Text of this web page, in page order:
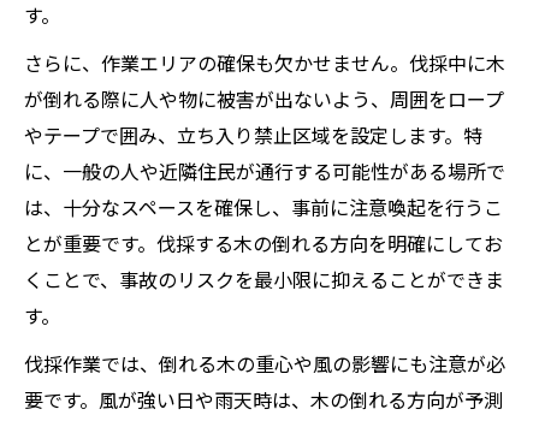
す。
さらに、作業エリアの確保も欠かせません。伐採中に木
が倒れる際に人や物に被害が出ないよう、周囲をロープ
やテープで囲み、立ち入り禁止区域を設定します。特
に、一般の人や近隣住民が通行する可能性がある場所で
は、十分なスペースを確保し、事前に注意喚起を行うこ
とが重要です。伐採する木の倒れる方向を明確にしてお
くことで、事故のリスクを最小限に抑えることができま
す。
伐採作業では、倒れる木の重心や風の影響にも注意が必
要です。風が強い日や雨天時は、木の倒れる方向が予測